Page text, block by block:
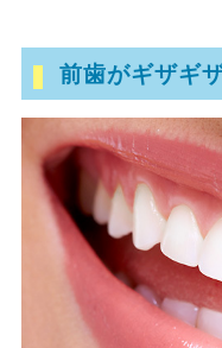
前歯がギザギ